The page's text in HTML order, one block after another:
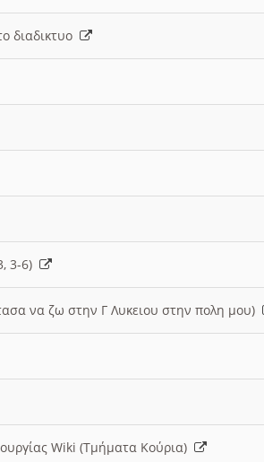
διαδικτυο
3-6)
να ζω στην Γ Λυκειου στην πολη μου)
Wiki (Τμήματα Κούρια)